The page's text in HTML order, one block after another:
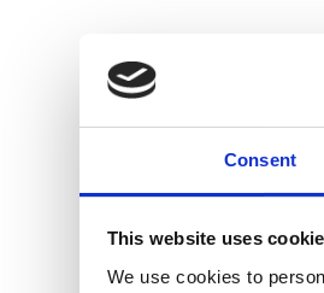
Consent
This website uses
We use cookies to